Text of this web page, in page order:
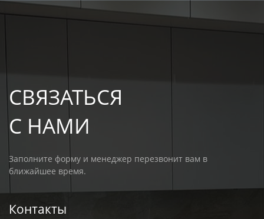
СВЯЗАТЬСЯ
С НАМИ
Заполните форму и менеджер перезвонит вам в
ближайшее время.
Контакты